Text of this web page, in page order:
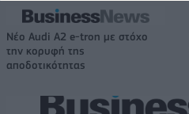
Νέο Audi A2 e-tron με στόχο
την κορυφή της
αποδοτικότητας